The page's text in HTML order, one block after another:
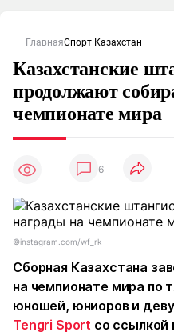
ГлавнаяСпорт Казахстан
Казахстанские
продолжают
чемпионате мира
6
©instagram.com/wf_rk
Сборная Казахстана
на чемпионате мира по
юношей, юниоров и
Tengri Sport со ссылкой